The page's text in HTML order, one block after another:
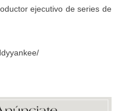
ejecutivo de series de